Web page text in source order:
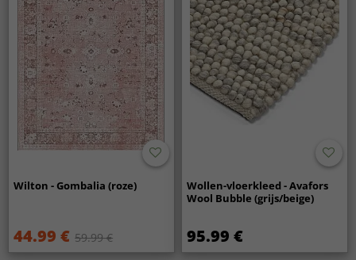
Wilton - Gombalia (roze)
44.99 € 59.99 €
Wollen-vloerkleed - Avafors
Wool Bubble (grijs/beige)
95.99 €